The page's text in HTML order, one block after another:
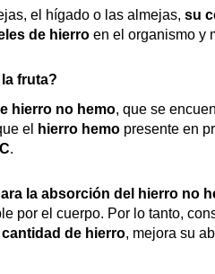
el hígado o las almejas, su
de hierro en el organismo y
fruta?
hierro no hemo, que se
el
hierro hemo presente en
.
la absorción del hierro no
por el cuerpo. Por lo tanto,
de hierro, mejora su